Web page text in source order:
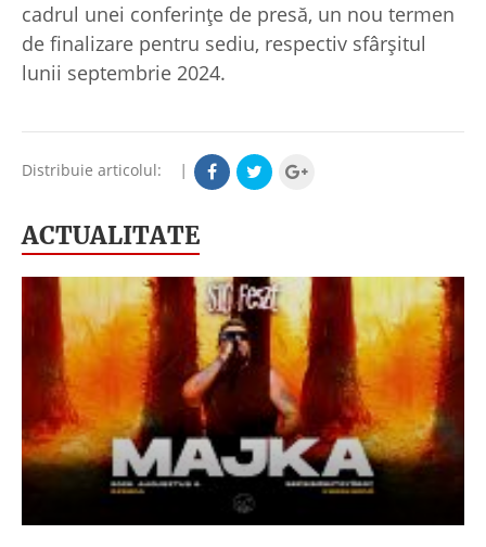
cadrul unei conferințe de presă, un nou termen
de finalizare pentru sediu, respectiv sfârșitul
lunii septembrie 2024.
Distribuie articolul: |
ACTUALITATE